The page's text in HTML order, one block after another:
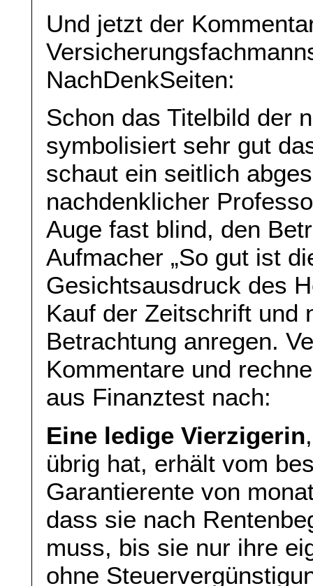
Und jetzt der
NachDenkSeiten:
Schon das Titelbild der
symbolisiert sehr gut
schaut ein seitlich
nachdenklicher
Auge fast blind, den
Aufmacher „So gut ist
Gesichtsausdruck des
Kauf der Zeitschrift und
Betrachtung anregen.
Kommentare und
aus Finanztest nach:
Eine ledige Vierzigerin
übrig hat, erhält vom
Garantierente von
dass sie nach
muss, bis sie nur ihre
ohne